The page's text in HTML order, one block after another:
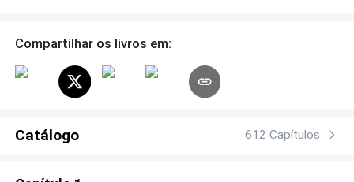
jovem e talentosa restauradora de artefatos
costumava passar longos períodos longe de casa, estava
aparecendo com uma frequência cada vez maior na sua
que ela achava do Presidente Rocha agora, e ela
Compartilhar os livros em:
Catálogo 612 Capítulos